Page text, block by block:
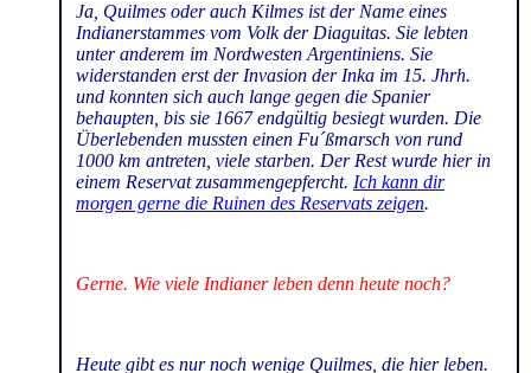
Ja , Quilmes oder auch Kilmes ist der Name eines
Indianerstammes vom Volk der Diaguitas. Sie lebten
unter anderem im Nordwesten Argentiniens. Sie
widerstanden erst der Invasion der Inka im 15. Jhrh.
und konnten sich auch lange gegen die Spanier
behaupten, bis sie 1667 endgültig besiegt wurden. Die
Überlebenden mussten einen Fu´ßmarsch von rund
1000 km antreten, viele starben. Der Rest wurde hier in
einem Reservat zusammengepfercht. Ich kann dir
morgen gerne die Ruinen des Reservats zeigen.
Gerne. Wie viele Indianer leben denn heute noch?
Heute gibt es nur noch wenige Quilmes, die hier leben.